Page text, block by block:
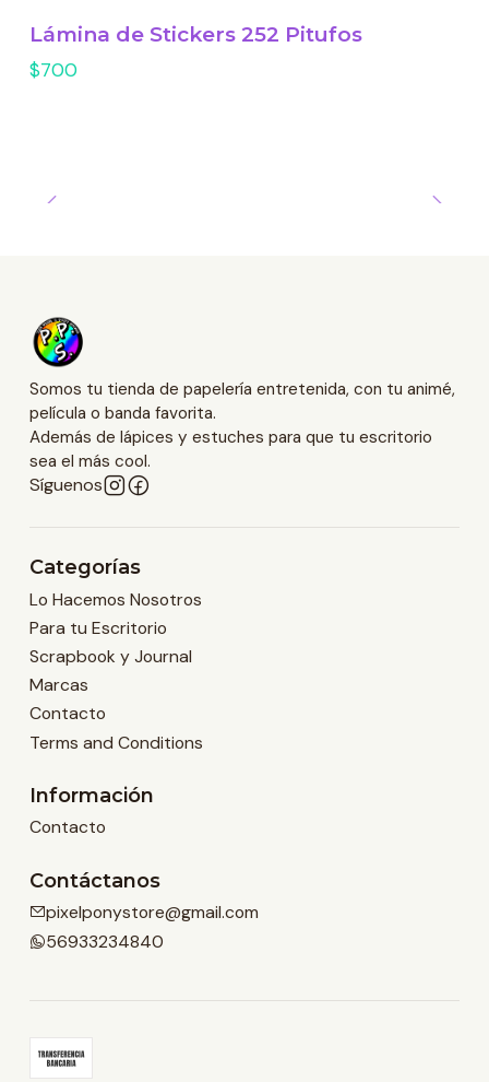
Lámina de Stickers 252 Pitufos
$700
Somos tu tienda de papelería entretenida, con tu animé,
película o banda favorita.
Además de lápices y estuches para que tu escritorio
sea el más cool.
Síguenos
Categorías
Lo Hacemos Nosotros
Para tu Escritorio
Scrapbook y Journal
Marcas
Contacto
Terms and Conditions
Información
Contacto
Contáctanos
pixelponystore@gmail.com
56933234840